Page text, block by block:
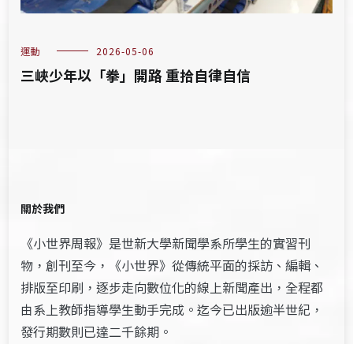
運動 2026-05-06
三峽少年以「拳」開路 重拾自律自信
關於我們
《小世界周報》是世新大學新聞學系所學生的實習刊
物，創刊至今，《小世界》從傳統平面的採訪、編輯、
排版至印刷，逐步走向數位化的線上新聞產出，全程都
由系上教師指導學生動手完成。迄今已出版逾半世紀，
發行期數則已達二千餘期。